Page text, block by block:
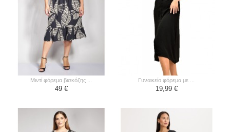
μιντί φόρεμα βισκόζης ...
49 €
γυναικείο φόρεμα με ...
19,99 €